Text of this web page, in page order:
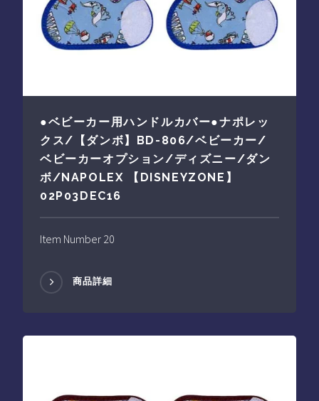
●ベビーカー用ハンドルカバー●ナポレッ
クス/【ダンボ】BD-806/ベビーカー/
ベビーカーオプション/ディズニー/ダン
ボ/NAPOLEX 【DISNEYZONE】
02P03DEC16
Item Number 20
商品詳細